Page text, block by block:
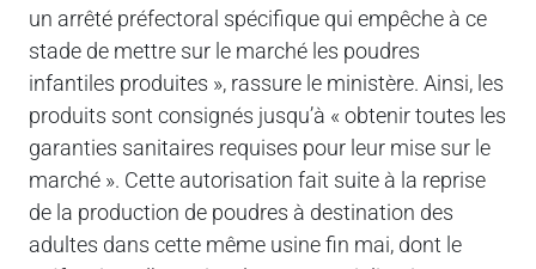
un arrêté préfectoral spécifique qui empêche à ce
stade de mettre sur le marché les poudres
infantiles produites », rassure le ministère. Ainsi, les
produits sont consignés jusqu’à « obtenir toutes les
garanties sanitaires requises pour leur mise sur le
marché ». Cette autorisation fait suite à la reprise
de la production de poudres à destination des
adultes dans cette même usine fin mai, dont le